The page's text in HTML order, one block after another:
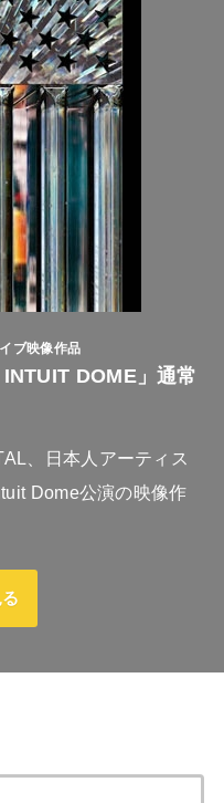
ブ映像作品
DOME」通常
、日本人アーティス
Dome公演の映像作